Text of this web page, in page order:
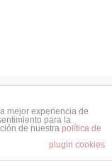
mejor experiencia de
para la
de nuestra política de
plugin cookies